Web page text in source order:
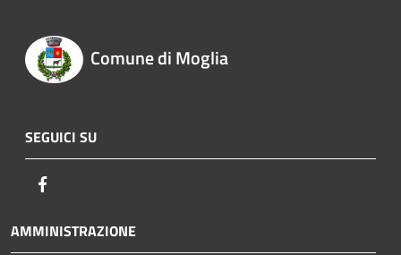
Comune di Moglia
SEGUICI SU
AMMINISTRAZIONE